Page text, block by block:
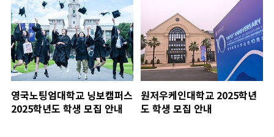
영국노팅엄대학교 닝보캠퍼스
2025학년도 학생 모집 안내
원저우케인대학교 2025학년
도 학생 모집 안내